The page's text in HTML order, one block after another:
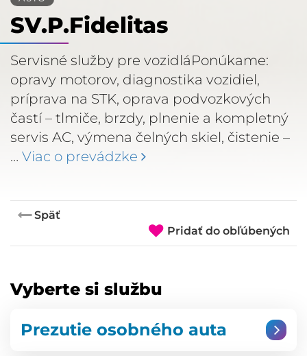
SV.P.Fidelitas
Servisné služby pre vozidláPonúkame:
opravy motorov, diagnostika vozidiel,
príprava na STK, oprava podvozkových
častí – tlmiče, brzdy, plnenie a kompletný
servis AC, výmena čelných skiel, čistenie –
… Viac o prevádzke
Späť
Pridať do obľúbených
Vyberte si službu
Prezutie osobného auta